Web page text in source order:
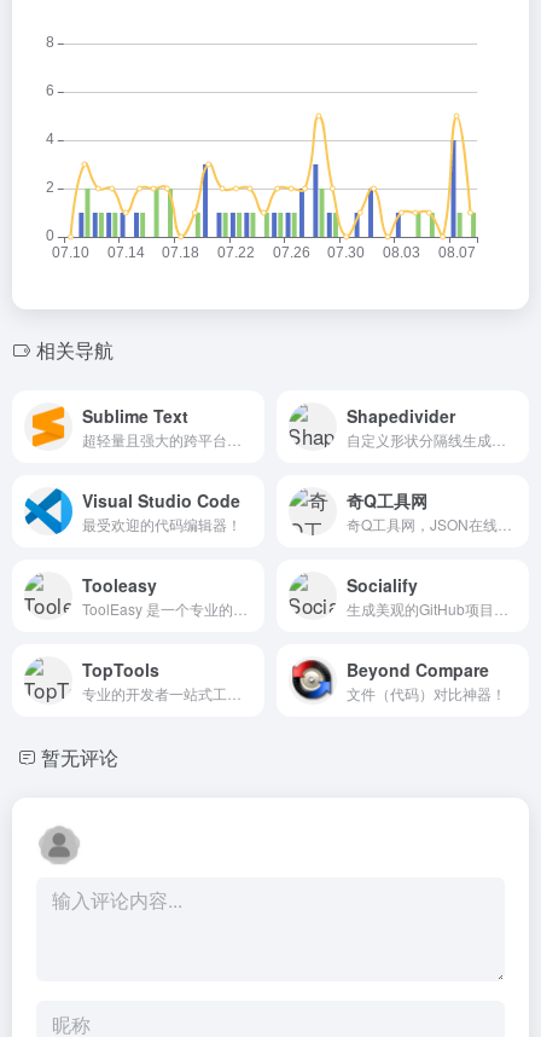
相关导航
Sublime Text Shapedivider
Visual Studio Code
最受欢迎的代码编辑器！
奇Q工具网
Tooleasy Socialify
TopTools Beyond Compare
文件（代码）对比神器！
暂无评论